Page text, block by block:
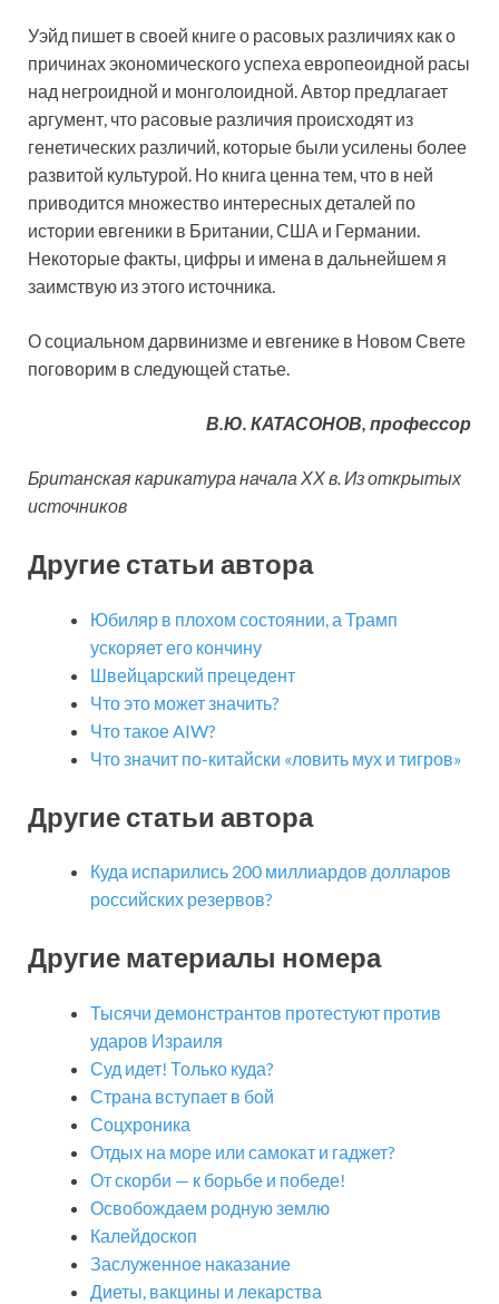
Уэйд пишет в своей книге о расовых различиях как о
причинах экономического успеха европеоидной расы
над негроидной и монголоидной. Автор предлагает
аргумент, что расовые различия происходят из
генетических различий, которые были усилены более
развитой культурой. Но книга ценна тем, что в ней
приводится множество интересных деталей по
истории евгеники в Британии, США и Германии.
Некоторые факты, цифры и имена в дальнейшем я
заимствую из этого источника.
О социальном дарвинизме и евгенике в Новом Свете
поговорим в следующей статье.
В.Ю. КАТАСОНОВ, профессор
Британская карикатура начала ХХ в. Из открытых
источников
Другие статьи автора
Юбиляр в плохом состоянии, а Трамп
ускоряет его кончину
Швейцарский прецедент
Что это может значить?
Что такое AIW?
Что значит по-китайски «ловить мух и тигров»
Другие статьи автора
Куда испарились 200 миллиардов долларов
российских резервов?
Другие материалы номера
Тысячи демонстрантов протестуют против
ударов Израиля
Суд идет! Только куда?
Страна вступает в бой
Соцхроника
Отдых на море или самокат и гаджет?
От скорби — к борьбе и победе!
Освобождаем родную землю
Калейдоскоп
Заслуженное наказание
Диеты, вакцины и лекарства